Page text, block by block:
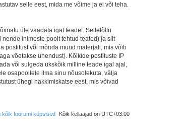
selle eest, mida me võime ja ei või teha.
üle vaadata igat teadet. Selletõttu
inimeste poolt tehtud teated) ja siit
postitust või mõnda muud materjali, mis võib
võetakse ühendust). Kõikide postituste IP
või sulgeda ükskõik milline teade igal ajal,
osapooltele ilma sinu nõusolekuta, välja
ühegi häkkimiskatse eest, mis võivad
Kõik kellaajad on UTC+03:00
kõik foorumi küpsised